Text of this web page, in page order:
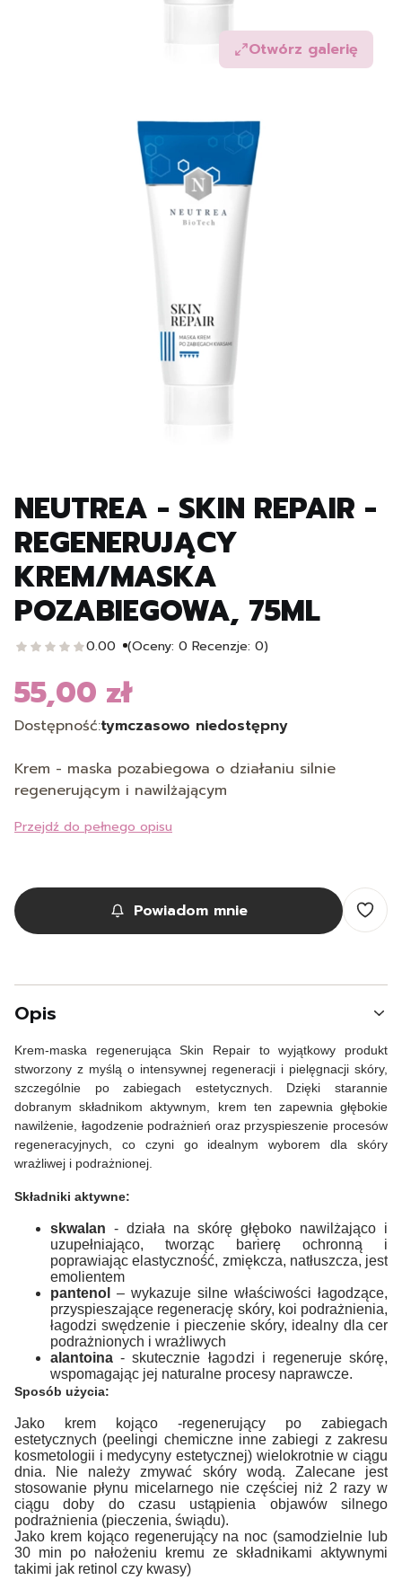
Otwórz galerię
NEUTREA - SKIN REPAIR -
REGENERUJĄCY
KREM/MASKA
POZABIEGOWA, 75ML
0.00 (Oceny: 0 Recenzje: 0)
Cena
55,00 zł
Dostępność:tymczasowo niedostępny
Krem - maska pozabiegowa o działaniu silnie
regenerującym i nawilżającym
Przejdź do pełnego opisu
Powiadom mnie
Opis
Krem-maska regenerująca Skin Repair to wyjątkowy produkt
stworzony z myślą o intensywnej regeneracji i pielęgnacji skóry,
szczególnie po zabiegach estetycznych. Dzięki starannie
dobranym składnikom aktywnym, krem ten zapewnia głębokie
nawilżenie, łagodzenie podrażnień oraz przyspieszenie procesów
regeneracyjnych, co czyni go idealnym wyborem dla skóry
wrażliwej i podrażnionej.
Składniki aktywne:
skwalan - działa na skórę głęboko nawilżająco i
uzupełniająco, tworząc barierę ochronną i
poprawiając elastyczność, zmiękcza, natłuszcza, jest
emolientem
pantenol – wykazuje silne właściwości łagodzące,
przyspieszające regenerację skóry, koi podrażnienia,
łagodzi swędzenie i pieczenie skóry, idealny dla cer
podrażnionych i wrażliwych
alantoina - skutecznie łagodzi i regeneruje skórę,
wspomagając jej naturalne procesy naprawcze.
Sposób użycia:
Jako krem kojąco -regenerujący po zabiegach
estetycznych (peelingi chemiczne inne zabiegi z zakresu
kosmetologii i medycyny estetycznej) wielokrotnie w ciągu
dnia. Nie należy zmywać skóry wodą. Zalecane jest
stosowanie płynu micelarnego nie częściej niż 2 razy w
ciągu doby do czasu ustąpienia objawów silnego
podrażnienia (pieczenia, świądu).
Jako krem kojąco regenerujący na noc (samodzielnie lub
30 min po nałożeniu kremu ze składnikami aktywnymi
takimi jak retinol czy kwasy)